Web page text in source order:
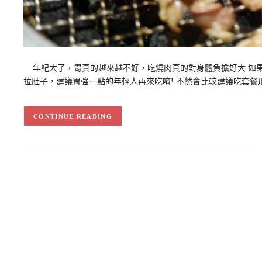
年紀大了，胃真的越來越不好，吃燒肉真的對身體負擔好大 如
拉肚子，建議胃強一點的年輕人再來吃唷! 不然會比較建議吃套
CONTINUE READING